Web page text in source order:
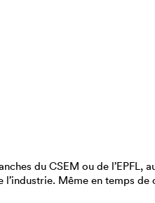
du CSEM ou de l’EPFL,
Même en temps de